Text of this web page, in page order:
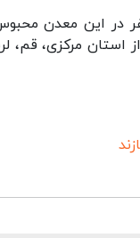
در این معدن
از استان مرکزی،